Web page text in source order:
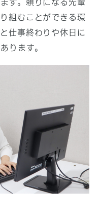
す。頼りになる先輩
組むことができる環
仕事終わりや休日に
ります。